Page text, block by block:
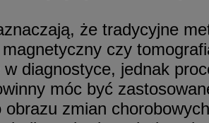
że tradycyjne
czy
w diagnostyce, jednak
móc być
obrazu zmian